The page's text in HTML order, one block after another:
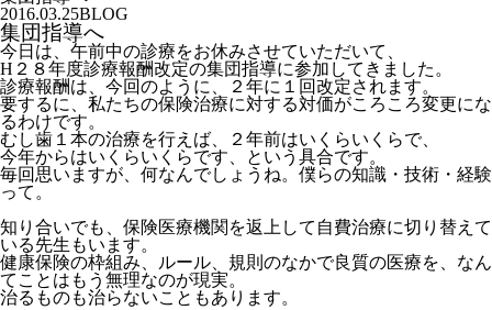
2016.03.25BLOG
集団指導へ
今日は、午前中の診療をお休みさせていただいて、
H２８年度診療報酬改定の集団指導に参加してきました。
診療報酬は、今回のように、２年に１回改定されます。
要するに、私たちの保険治療に対する対価がころころ変更にな
るわけです。
むし歯１本の治療を行えば、２年前はいくらいくらで、
今年からはいくらいくらです、という具合です。
毎回思いますが、何なんでしょうね。僕らの知識・技術・経験
って。
知り合いでも、保険医療機関を返上して自費治療に切り替えて
いる先生もいます。
健康保険の枠組み、ルール、規則のなかで良質の医療を、なん
てことはもう無理なのが現実。
治るものも治らないこともあります。